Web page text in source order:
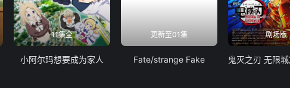
11集全
小阿尔玛想要成为家人
更新至01集
Fate/strange Fake
剧场版